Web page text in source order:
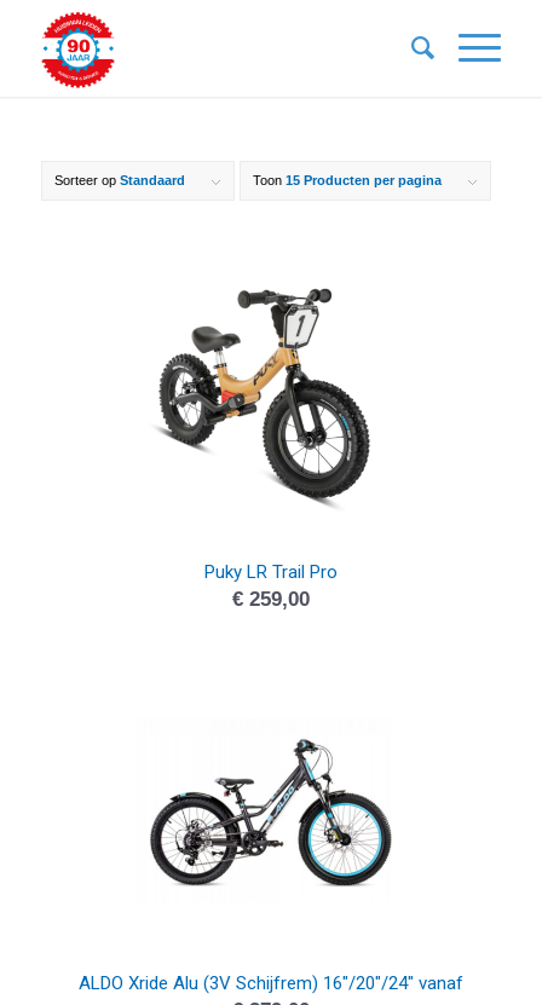
Sorteer op Standaard Toon 15 Producten per pagina
Puky LR Trail Pro
€259,00
ALDO Xride Alu (3V Schijfrem) 16″/20″/24″ vanaf